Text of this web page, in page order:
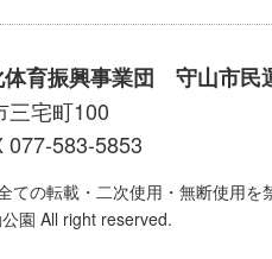
体育振興事業団 守山市民
三宅町100
583-5853
の転載・二次使用・無断使用を
園 All right reserved.